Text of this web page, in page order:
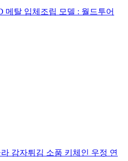
메탈 입체조립 모델 : 월드투어
감자튀김 소품 키체인 우정 연